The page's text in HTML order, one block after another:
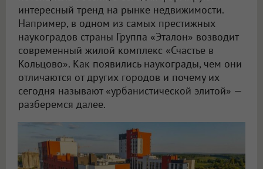
интересный тренд на рынке недвижимости.
Например, в одном из самых престижных
наукоградов страны Группа «Эталон» возводит
современный жилой комплекс «Счастье в
Кольцово». Как появились наукограды, чем они
отличаются от других городов и почему их
сегодня называют «урбанистической элитой» —
разберемся далее.